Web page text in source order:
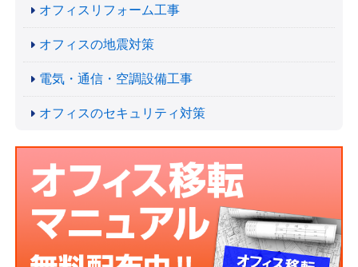
オフィスリフォーム工事
オフィスの地震対策
電気・通信・空調設備工事
オフィスのセキュリティ対策